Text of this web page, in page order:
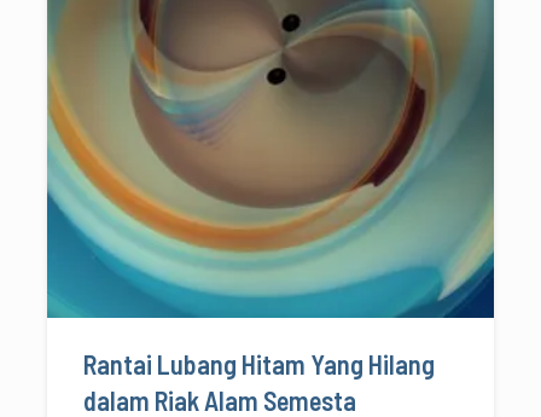
Rantai Lubang Hitam Yang Hilang
dalam Riak Alam Semesta